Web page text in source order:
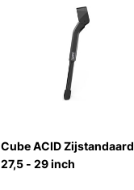
Cube ACID Zijstandaard
27,5 - 29 inch